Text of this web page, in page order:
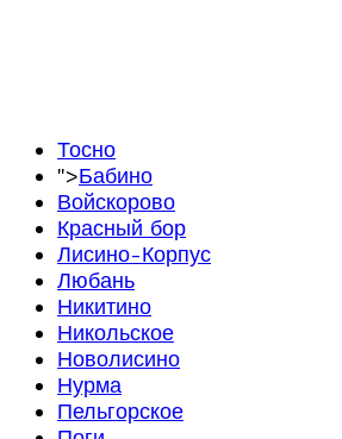
Тосно
">Бабино
Войскорово
Красный бор
Лисино-Корпус
Любань
Никитино
Никольское
Новолисино
Нурма
Пельгорское